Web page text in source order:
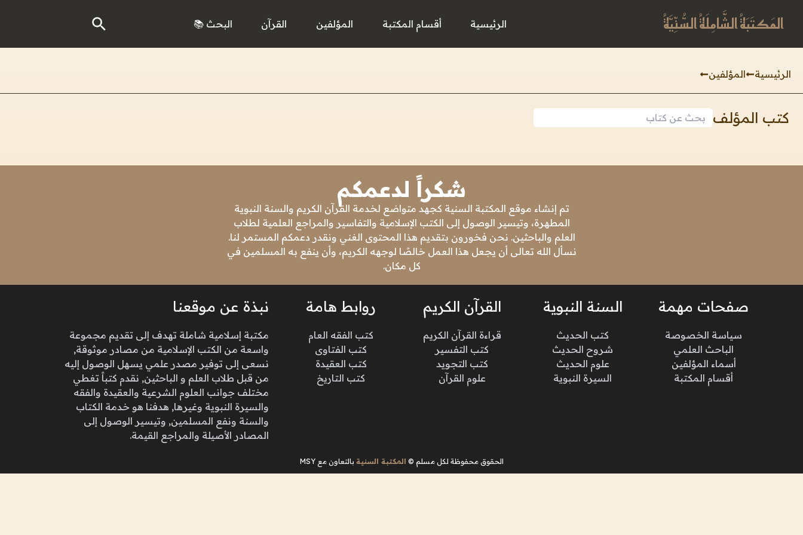
المَكتَبَةُ الشَّامِلَةُ السُّنِّيَّةُ الرئيسية أقسام المكتبة المؤلفين القرآن البحث 📚
الرئيسية المؤلفين
كتب المؤلف
شكراً لدعمكم
تم إنشاء موقع المكتبة السنية كجهد متواضع لخدمة القرآن الكريم والسنة النبوية
المطهرة، وتيسير الوصول إلى الكتب الإسلامية والتفاسير والمراجع العلمية لطلاب
العلم والباحثين. نحن فخورون بتقديم هذا المحتوى الغني ونقدر دعمكم المستمر لنا.
نسأل الله تعالى أن يجعل هذا العمل خالصًا لوجهه الكريم، وأن ينفع به المسلمين في
كل مكان.
صفحات مهمة
سياسة الخصوصة
الباحث العلمي
أسماء المؤلفين
أقسام المكتبة
السنة النبوية
كتب الحديث
شروح الحديث
علوم الحديث
السيرة النبوية
القرآن الكريم
قراءة القرآن الكريم
كتب التفسير
كتب التجويد
علوم القرآن
روابط هامة
كتب الفقه العام
كتب الفتاوى
كتب العقيدة
كتب التاريخ
نبذة عن موقعنا
مكتبة إسلامية شاملة تهدف إلى تقديم مجموعة
واسعة من الكتب الإسلامية من مصادر موثوقة,
نسعى إلى توفير مصدر علمي يسهل الوصول إليه
من قبل طلاب العلم و الباحثين, نقدم كتباً تغطي
مختلف جوانب العلوم الشرعية والعقيدة والفقه
والسيرة النبوية وغيرها, هدفنا هو خدمة الكتاب
والسنة ونفع المسلمين, وتيسير الوصول إلى
المصادر الأصيلة والمراجع القيمة.
الحقوق محفوظة لكل مسلم © المكتبة السنية بالتعاون مع MSY